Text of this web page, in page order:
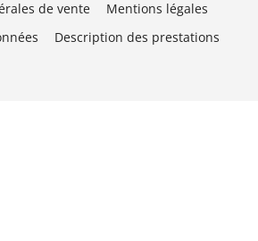
de vente
Mentions légales
Description des prestations